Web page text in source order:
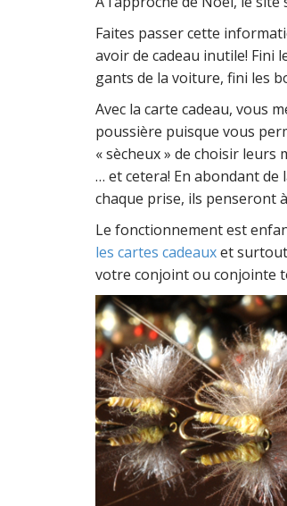
Faites passer cette
avoir de cadeau inutile! Fini
gants de la voiture, fini les
Avec la carte cadeau, vous
poussière puisque vous
« sècheux » de choisir
… et cetera! En abondant
chaque prise, ils penseront
Le fonctionnement est
les cartes cadeauxet surtout
votre conjoint ou conjointe